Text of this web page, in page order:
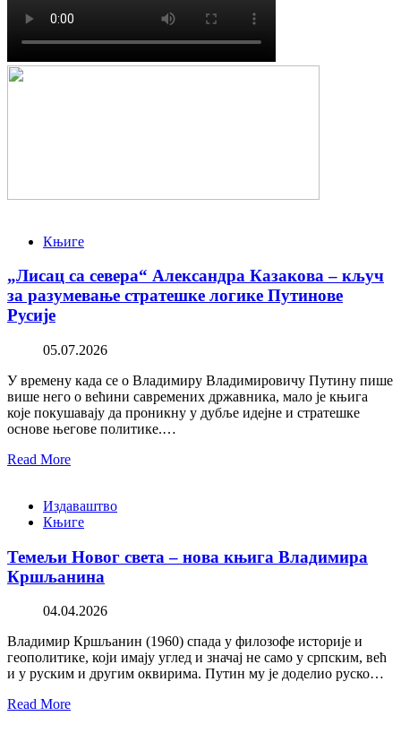
Књиге
„Лисац са севера“ Александра Казакова – кључ
за разумевање стратешке логике Путинове
Русије
05.07.2026
У времену када се о Владимиру Владимировичу Путину пише
више него о већини савремених државника, мало је књига
које покушавају да проникну у дубље идејне и стратешке
основе његове политике.…
Read More
Издаваштво
Књиге
Темељи Новог света – нова књига Владимира
Кршљанина
04.04.2026
Владимир Кршљанин (1960) спада у филозофе историје и
геополитике, који имају углед и значај не само у српским, већ
и у руским и другим оквирима. Путин му је доделио руско…
Read More